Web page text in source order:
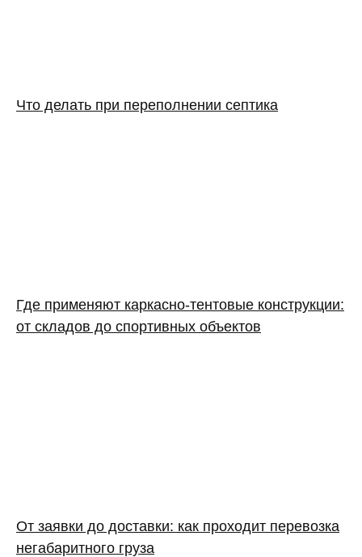
Что делать при переполнении септика
Где применяют каркасно‑тентовые конструкции:
от складов до спортивных объектов
От заявки до доставки: как проходит перевозка
негабаритного груза